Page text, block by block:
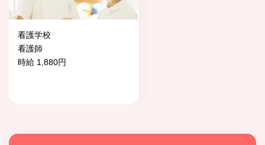
看護学校
看護師
時給 1,880円